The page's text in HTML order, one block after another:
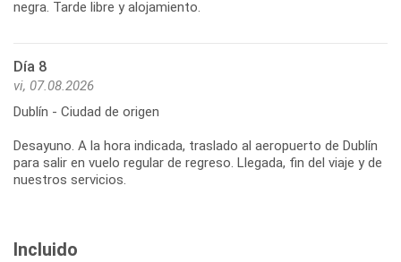
Día 8
vi, 07.08.2026
Dublín - Ciudad de origen
Desayuno. A la hora indicada, traslado al aeropuerto de Dublín
para salir en vuelo regular de regreso. Llegada, fin del viaje y de
Incluido